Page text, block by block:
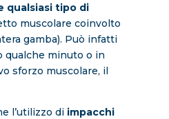
qualsiasi tipo di
muscolare coinvolto
gamba). Può infatti
qualche minuto o in
sforzo muscolare, il
l’utilizzo diimpacchi